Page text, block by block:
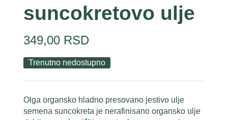
suncokretovo ulje
349,00 RSD
Trenutno nedostupno
Olga organsko hladno presovano jestivo ulje
semena suncokreta je nerafinisano organsko ulje